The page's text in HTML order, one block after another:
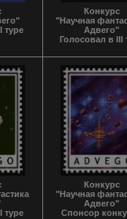
туре
Конкурс
"Научная
Адвего"
Голосовал в III
туре
Конкурс
"Научная
Адвего"
Спонсор